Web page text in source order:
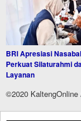
BRI Apresiasi
Perkuat Silaturahmi
Layanan
©2020